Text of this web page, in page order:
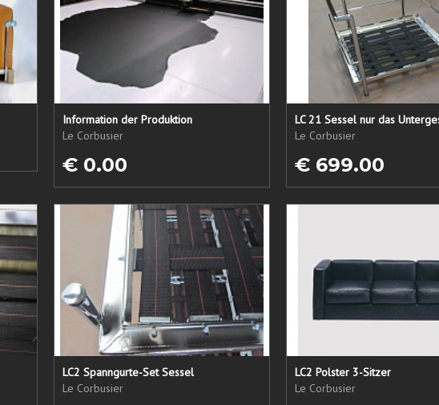
Information der Produktion
Le Corbusier
€ 0.00
Le Corbusier
€ 699.00
LC2 Spanngurte-Set Sessel
Le Corbusier
LC2 Polster 3-Sitzer
Le Corbusier